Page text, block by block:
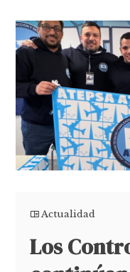
Actualidad
Los